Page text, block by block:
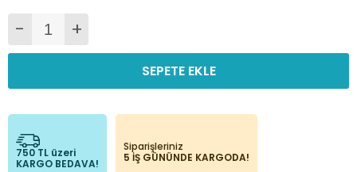
- +
SEPETE EKLE
750 TL üzeri
KARGO BEDAVA!
Siparişleriniz
5 İŞ GÜNÜNDE KARGODA!